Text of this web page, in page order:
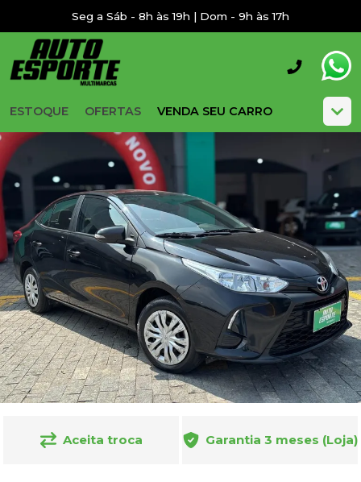
Seg a Sáb - 8h às 19h | Dom - 9h às 17h
ESTOQUE OFERTAS VENDA SEU CARRO
Aceita troca Garantia 3 meses (Loja)